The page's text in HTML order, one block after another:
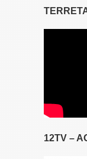
12TV –